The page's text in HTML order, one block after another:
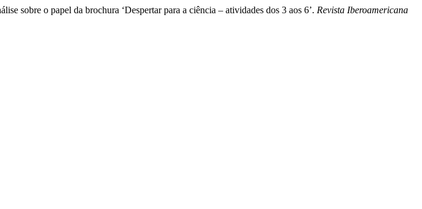
sobre o papel da brochura ‘Despertar para a ciência – atividades dos 3 aos 6’. Revista Iberoamericana